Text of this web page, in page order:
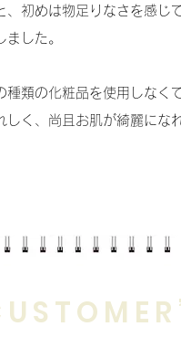
、初めは物足りなさを感
した。
類の化粧品を使用しなく
しく、尚且お肌が綺麗にな